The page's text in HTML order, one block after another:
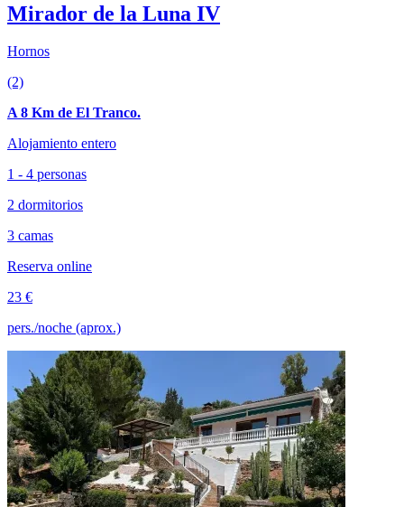
Mirador de la Luna IV
Hornos
(2)
A 8 Km de El Tranco.
Alojamiento entero
1 - 4 personas
2 dormitorios
3 camas
Reserva online
23 €
pers./noche (aprox.)